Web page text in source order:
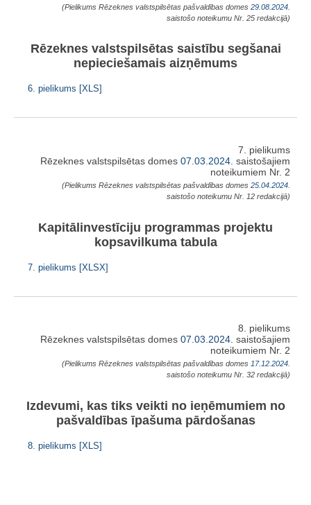
(Pielikums Rēzeknes valstspilsētas pašvaldības domes 29.08.2024.
saistošo noteikumu Nr. 25 redakcijā)
Rēzeknes valstspilsētas saistību segšanai
nepieciešamais aizņēmums
6. pielikums [XLS]
7. pielikums
Rēzeknes valstspilsētas domes 07.03.2024. saistošajiem
noteikumiem Nr. 2
(Pielikums Rēzeknes valstspilsētas pašvaldības domes 25.04.2024.
saistošo noteikumu Nr. 12 redakcijā)
Kapitālinvestīciju programmas projektu
kopsavilkuma tabula
7. pielikums [XLSX]
8. pielikums
Rēzeknes valstspilsētas domes 07.03.2024. saistošajiem
noteikumiem Nr. 2
(Pielikums Rēzeknes valstspilsētas pašvaldības domes 17.12.2024.
saistošo noteikumu Nr. 32 redakcijā)
Izdevumi, kas tiks veikti no ieņēmumiem no
pašvaldības īpašuma pārdošanas
8. pielikums [XLS]